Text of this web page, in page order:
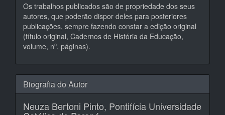
Os trabalhos publicados são de propriedade dos seus
autores, que poderão dispor deles para posteriores
publicações, sempre fazendo constar a edição original
(título original, Cadernos de História da Educação,
volume, nº, páginas).
Biografia do Autor
Neuza Bertoni Pinto, Pontifícia Universidade